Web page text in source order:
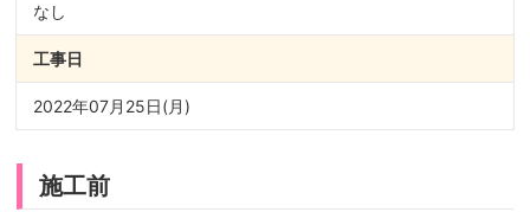
なし
工事日
2022年07月25日(月)
施工前